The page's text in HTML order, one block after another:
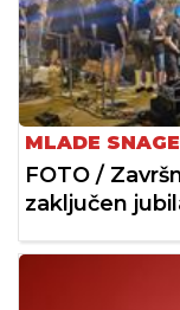
MLADE
FOTO /
zaključen